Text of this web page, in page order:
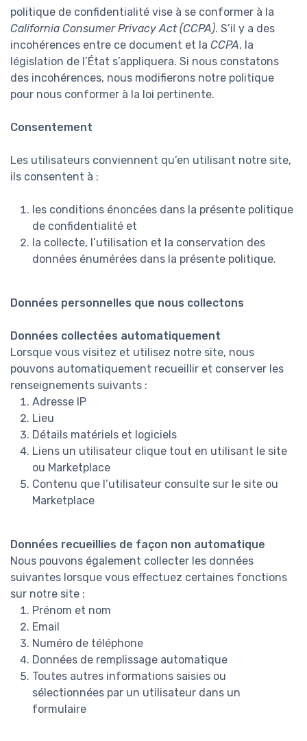
politique de confidentialité vise à se conformer à la
California Consumer Privacy Act (CCPA). S’il y a des
incohérences entre ce document et la CCPA, la
législation de l’État s’appliquera. Si nous constatons
des incohérences, nous modifierons notre politique
pour nous conformer à la loi pertinente.
Consentement
Les utilisateurs conviennent qu’en utilisant notre site,
ils consentent à :
les conditions énoncées dans la présente politique
de confidentialité et
la collecte, l’utilisation et la conservation des
données énumérées dans la présente politique.
Données personnelles que nous collectons
Données collectées automatiquement
Lorsque vous visitez et utilisez notre site, nous
pouvons automatiquement recueillir et conserver les
renseignements suivants :
Adresse IP
Lieu
Détails matériels et logiciels
Liens un utilisateur clique tout en utilisant le site
ou Marketplace
Contenu que l’utilisateur consulte sur le site ou
Marketplace
Données recueillies de façon non automatique
Nous pouvons également collecter les données
suivantes lorsque vous effectuez certaines fonctions
sur notre site :
Prénom et nom
Email
Numéro de téléphone
Données de remplissage automatique
Toutes autres informations saisies ou
sélectionnées par un utilisateur dans un
formulaire